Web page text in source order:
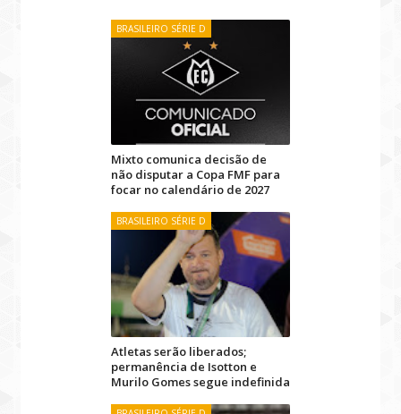
BRASILEIRO SÉRIE D
Mixto comunica decisão de
não disputar a Copa FMF para
focar no calendário de 2027
BRASILEIRO SÉRIE D
Atletas serão liberados;
permanência de Isotton e
Murilo Gomes segue indefinida